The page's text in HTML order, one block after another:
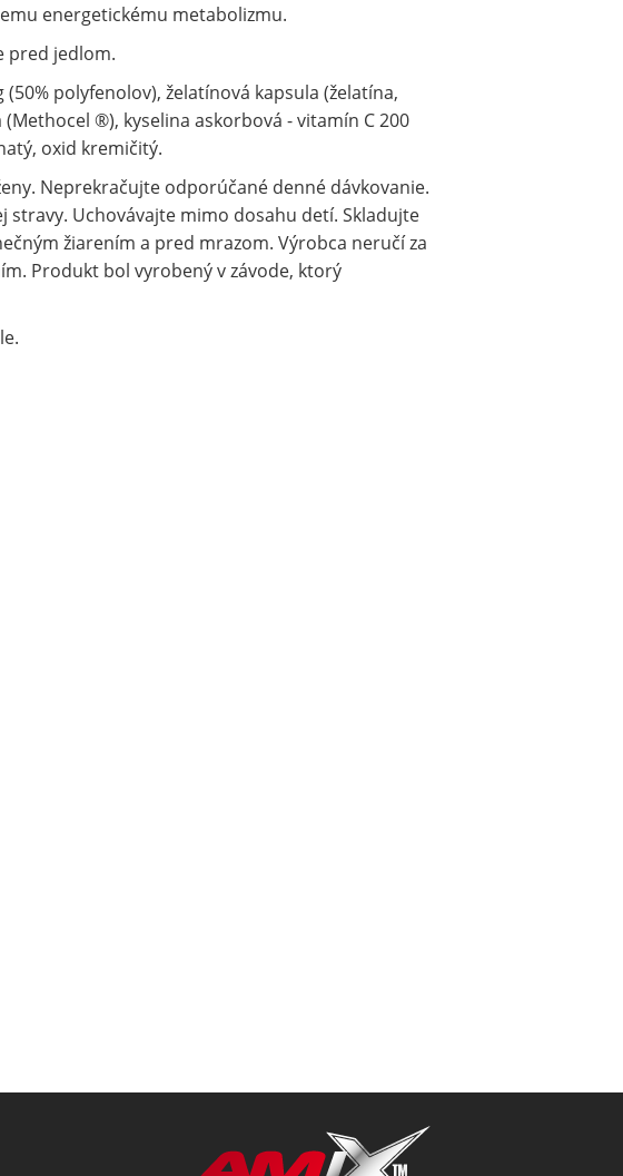
energetickému metabolizmu.
pred jedlom.
polyfenolov), želatínová kapsula (želatína,
®), kyselina askorbová - vitamín C 200
oxid kremičitý.
Neprekračujte odporúčané denné dávkovanie.
Uchovávajte mimo dosahu detí. Skladujte
žiarením a pred mrazom. Výrobca neručí za
Produkt bol vyrobený v závode, ktorý